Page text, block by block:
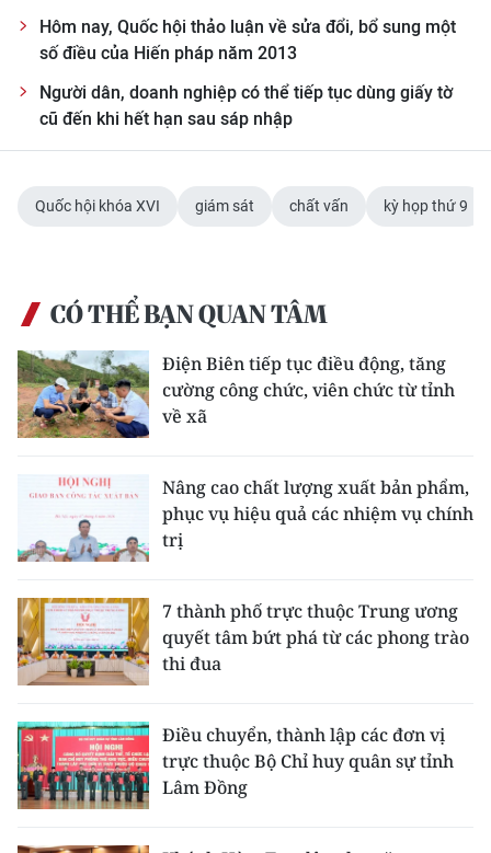
Hôm nay, Quốc hội thảo luận về sửa đổi, bổ sung một
số điều của Hiến pháp năm 2013
Người dân, doanh nghiệp có thể tiếp tục dùng giấy tờ
cũ đến khi hết hạn sau sáp nhập
Quốc hội khóa XVI giám sát chất vấn kỳ họp thứ 9
CÓ THỂ BẠN QUAN TÂM
Điện Biên tiếp tục điều động, tăng
cường công chức, viên chức từ tỉnh
về xã
Nâng cao chất lượng xuất bản phẩm,
phục vụ hiệu quả các nhiệm vụ chính
trị
7 thành phố trực thuộc Trung ương
quyết tâm bứt phá từ các phong trào
thi đua
Điều chuyển, thành lập các đơn vị
trực thuộc Bộ Chỉ huy quân sự tỉnh
Lâm Đồng